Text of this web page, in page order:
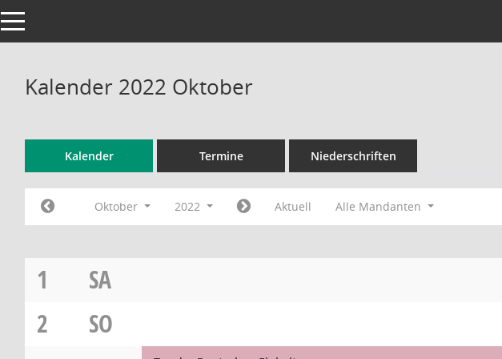
Toggle navigation
Kalender 2022 Oktober
Kalender Termine Niederschriften
Oktober 2022 Aktuell Alle Mandanten
1
SA
2
SO